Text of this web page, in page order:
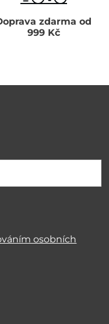
zdarma od
999 Kč
osobních